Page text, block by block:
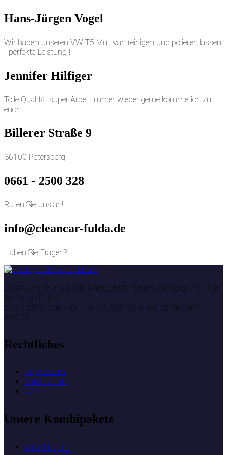
Hans-Jürgen Vogel
Wir haben unseren VW T5 Multivan reinigen und polieren lassen
- perfekte Leistung !!
Jennifer Hilfiger
Tolle Qualität super Arbeit immer wieder gerne komme ich zu
euch.
Billerer Straße 9
36100 Petersberg
0661 - 2500 328
Rufen Sie uns an!
info@cleancar-fulda.de
Haben Sie Fragen?
CleanCar in Fulda ist Ihr kompetenter Premium-Autoaufbereiter
im Raum Fulda!
Eine hochwertige Innen- wie Außenreinigung rechnet sich
immer!
Rechtliches
Impressum
Datenschutz
AGB
Unsere Kombipakete
Smart Repair